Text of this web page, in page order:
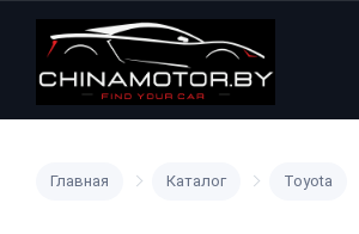
Главная Каталог Toyota